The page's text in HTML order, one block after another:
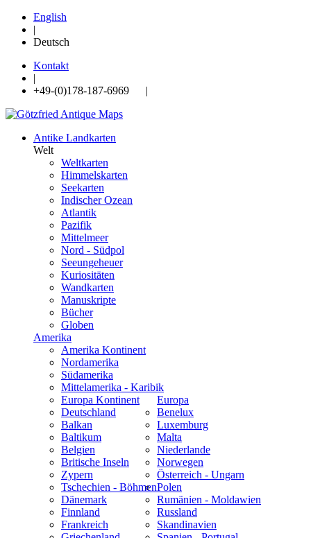
English
|
Deutsch
Kontakt
|
+49-(0)178-187-6969 |
Antike Landkarten
Welt
Weltkarten
Himmelskarten
Seekarten
Indischer Ozean
Atlantik
Pazifik
Mittelmeer
Nord - Südpol
Seeungeheuer
Kuriositäten
Wandkarten
Manuskripte
Bücher
Globen
Amerika
Amerika Kontinent
Nordamerika
Südamerika
Mittelamerika - Karibik
Europa
Europa Kontinent
Deutschland
Balkan
Baltikum
Belgien
Britische Inseln
Zypern
Tschechien - Böhmen
Dänemark
Finnland
Frankreich
Benelux
Luxemburg
Malta
Niederlande
Norwegen
Österreich - Ungarn
Polen
Rumänien - Moldawien
Russland
Skandinavien